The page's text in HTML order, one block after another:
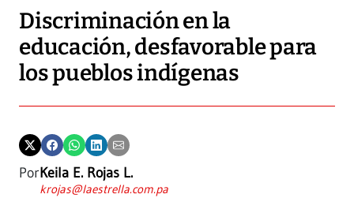
Discriminación en la
educación, desfavorable para
los pueblos indígenas
PorKeila E. Rojas L.
krojas@laestrella.com.pa